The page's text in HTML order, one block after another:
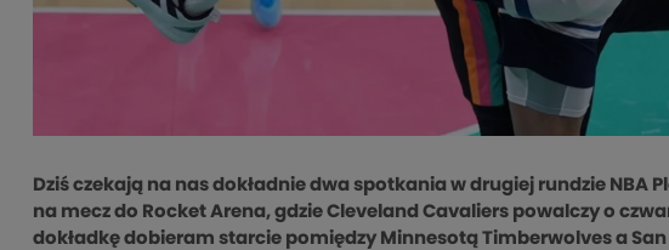
Dziś czekają na nas dokładnie dwa spotkania w drugiej rundzie NBA
na mecz do Rocket Arena, gdzie Cleveland Cavaliers powalczy o
dokładkę dobieram starcie pomiędzy Minnesotą Timberwolves a